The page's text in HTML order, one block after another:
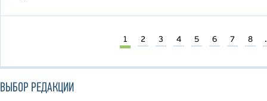
1 2 3 4 5 6 7 8
ВЫБОР РЕДАКЦИИ